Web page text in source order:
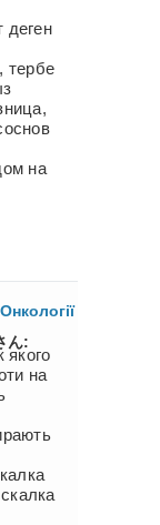
деген
тербе
на
ん:
якого
на